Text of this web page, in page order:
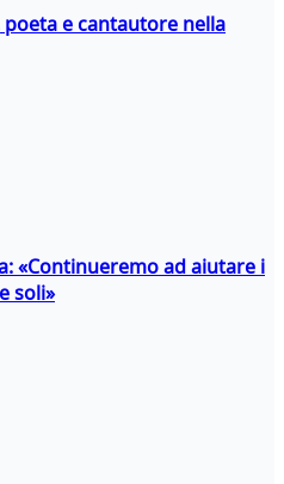
poeta e cantautore nella
«Continueremo ad aiutare i
soli»